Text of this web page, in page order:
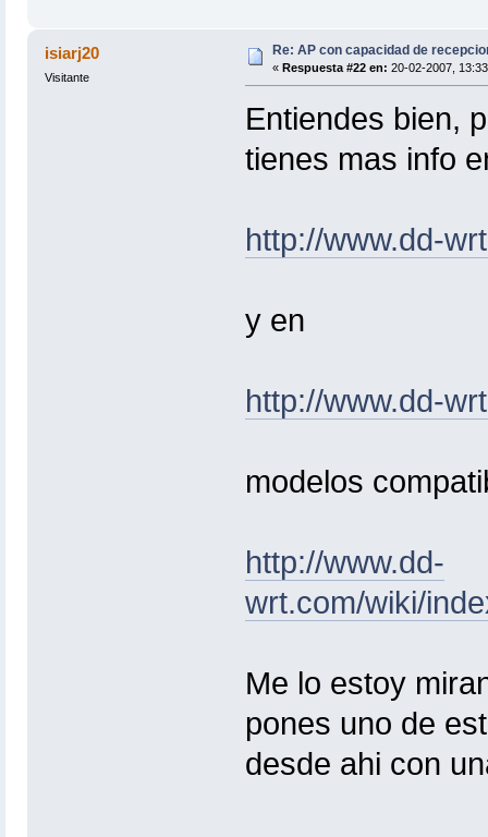
isiarj20
Visitante
Re: AP con capacidad de
« Respuesta #22 en: 20-02-2007,
Entiendes bien,
tienes mas info
http://www.dd-
y en
http://www.dd-
modelos
http://www.dd-
wrt.com/wiki/
Me lo estoy
pones uno de
desde ahi con